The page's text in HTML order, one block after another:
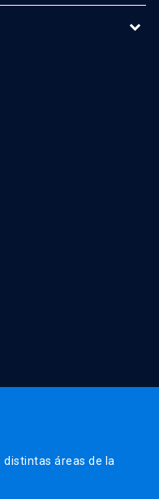
áreas de la